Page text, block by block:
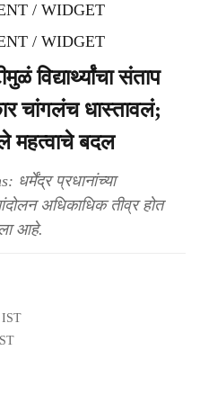
/ WIDGET
/ WIDGET
संताप
चांगलंच धास्तावलं;
महत्वाचे बदल
प्रधानांच्या
आंदोलन अधिकाधिक तीव्र होत
आहे.
IST